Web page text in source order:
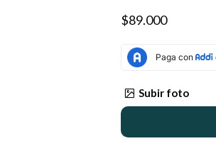
$89.000
Subir foto